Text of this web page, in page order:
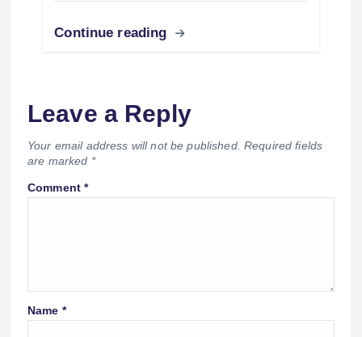
Continue reading
Leave a Reply
Your email address will not be published. Required fields
are marked *
Comment*
Name *